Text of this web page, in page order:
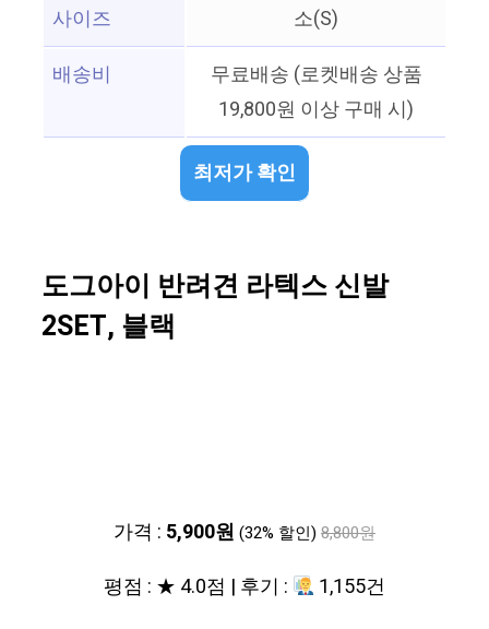
사이즈
소(S)
배송비
무료배송 (로켓배송 상품
19,800원 이상 구매 시)
최저가 확인
도그아이 반려견 라텍스 신발
2SET, 블랙
가격 : 5,900원 (32% 할인) 8,800원
평점 : ★ 4.0점 | 후기 : 1,155건